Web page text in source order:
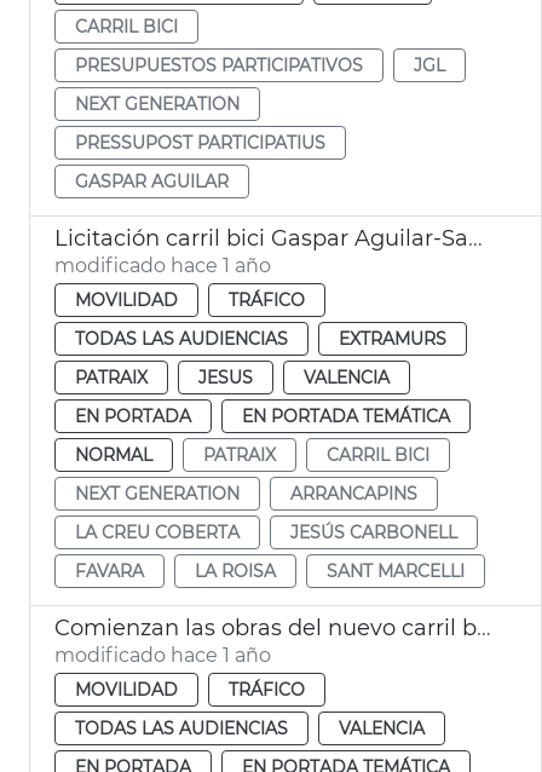
CARRIL BICI
PRESUPUESTOS PARTICIPATIVOS
JGL
NEXT GENERATION
PRESSUPOST PARTICIPATIUS
GASPAR AGUILAR
Licitación carril bici Gaspar Aguilar-Sant Vicent València
modificado hace 1 año
MOVILIDAD
TRÁFICO
TODAS LAS AUDIENCIAS
EXTRAMURS
PATRAIX
JESUS
VALENCIA
EN PORTADA
EN PORTADA TEMÁTICA
NORMAL
PATRAIX
CARRIL BICI
NEXT GENERATION
ARRANCAPINS
LA CREU COBERTA
JESÚS CARBONELL
FAVARA
LA ROISA SANT MARCELLI
Comienzan las obras del nuevo carril bici Camí Nou de Picanya - Arxiduque Carlos
modificado hace 1 año
MOVILIDAD
TRÁFICO
TODAS LAS AUDIENCIAS
VALENCIA
EN PORTADA
EN PORTADA TEMÁTICA